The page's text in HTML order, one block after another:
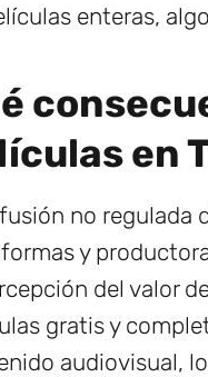
enteras,
en
no regulada
y
del valor
gratis y
audiovisual,